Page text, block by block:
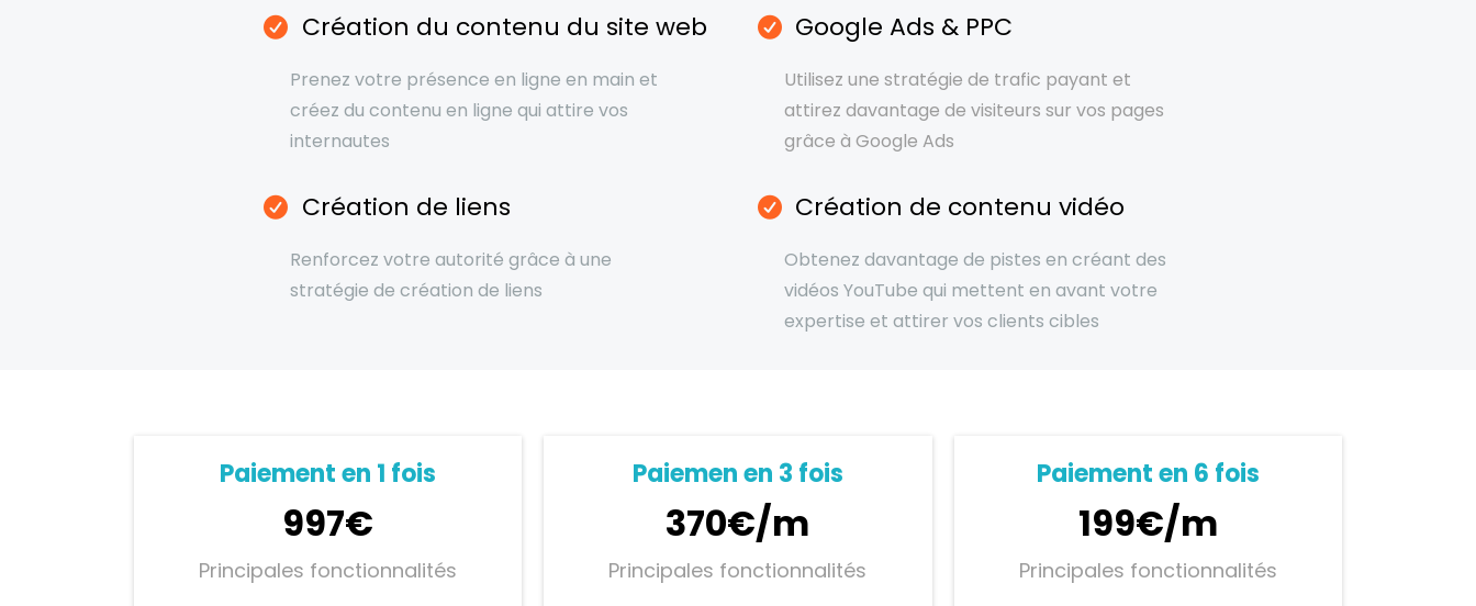
Création du contenu du site web
Prenez votre présence en ligne en main et
créez du contenu en ligne qui attire vos
internautes
Création de liens
Renforcez votre autorité grâce à une
stratégie de création de liens
Google Ads & PPC
Utilisez une stratégie de trafic payant et
attirez davantage de visiteurs sur vos pages
grâce à Google Ads
Création de contenu vidéo
Obtenez davantage de pistes en créant des
vidéos YouTube qui mettent en avant votre
expertise et attirer vos clients cibles
Paiement en 1 fois
997€
Principales fonctionnalités
Paiemen en 3 fois
370€/m
Principales fonctionnalités
Paiement en 6 fois
199€/m
Principales fonctionnalités